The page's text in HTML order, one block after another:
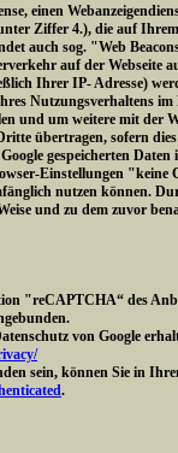
einen
Ziffer 4.), die auf
auch sog. "Web
auf der Webseite
Ihrer IP- Adresse)
Nutzungsverhaltens
und um weitere mit
übertragen, sofern
gespeicherten
Einstellungen "keine
nutzen können.
und zu dem zuvor
"reCAPTCHA“ des
von Google
sein, können Sie in
.